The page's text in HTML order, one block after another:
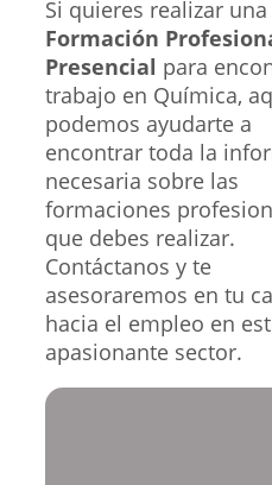
Otras áreas
especialización
que puedes
al completar un
Formativo
Descubre las
oportunidades de
que existen al realizar
modalidad
Áreas